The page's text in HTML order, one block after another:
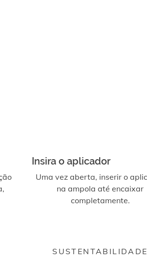
Insira o aplicador
Uma vez aberta, inserir o
na ampola até encaixar
completamente.
SUSTENTABILIDADE